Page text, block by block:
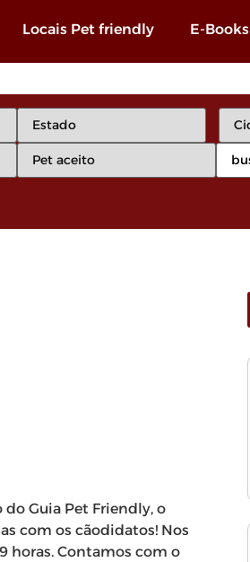
Locais Pet friendly E-Books
Guia Pet Friendly, o
com os cãodidatos! Nos
horas. Contamos com o